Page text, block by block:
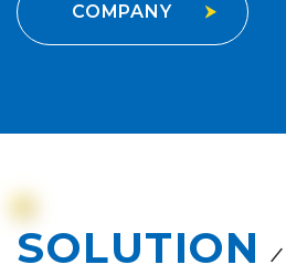
COMPANY
SOLUTION